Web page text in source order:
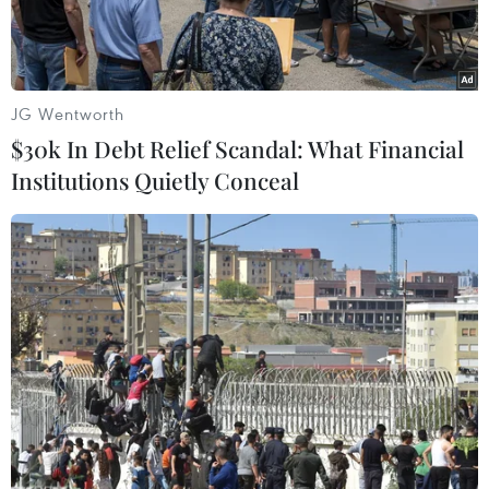
Cảnh sát Thổ Nhĩ Kỳ bắt giữ các đối tượng tình nghi liên quan
tới mạng lưới ủng hộ giáo sỹ Fethullah Gulen tại thành phố
Kayseri. (Ảnh: AFP/TTXVN)
Ngày 26/11, giới chức Thổ Nhĩ Kỳ đã ra lệnh bắt
giữ 168 người; trong đó có các quân nhân, vì bị
tình nghi có liên hệ với mạng lưới của giáo sỹ
Hồi giáo Fethullah Gulen đang sống lưu vong tại
JG Wentworth
$30k In Debt Relief Scandal: What Financial
Institutions Quietly Conceal